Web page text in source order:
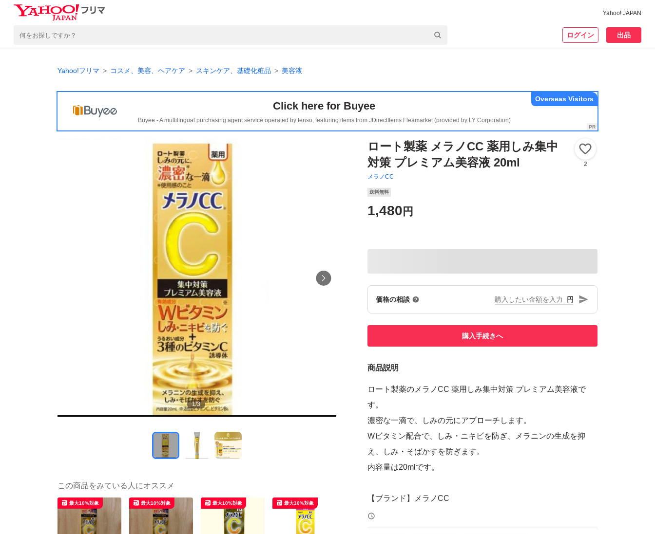
Yahoo! JAPAN
ログイン 出品
Yahoo!フリマ コスメ、美容、ヘアケア スキンケア、基礎化粧品 美容液
Click here for Buyee
Buyee - A multilingual purchasing agent service operated by tenso, featuring items from JDirectItems Fleamarket (provided by LY Corporation)
Overseas Visitors
1/3
ロート製薬 メラノCC 薬用しみ集中
対策 プレミアム美容液 20ml
メラノCC
2
送料無料
1,480 円
価格の相談 円
購入手続きへ
商品説明
ロート製薬のメラノCC 薬用しみ集中対策 プレミアム美容液で
す。
濃密な一滴で、しみの元にアプローチします。
Wビタミン配合で、しみ・ニキビを防ぎ、メラニンの生成を抑
え、しみ・そばかすを防ぎます。
内容量は20mlです。
【ブランド】メラノCC
【商品名】薬用しみ集中対策 プレミアム美容液
【内容量】20ml
この商品をみている人にオススメ
最大10%対象 最大10%対象 最大10%対象 最大10%対象